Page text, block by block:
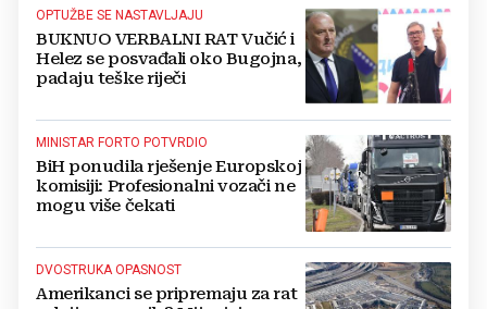
OPTUŽBE SE NASTAVLJAJU
BUKNUO VERBALNI RAT Vučić i
Helez se posvađali oko Bugojna,
padaju teške riječi
MINISTAR FORTO POTVRDIO
BiH ponudila rješenje Europskoj
komisiji: Profesionalni vozači ne
mogu više čekati
DVOSTRUKA OPASNOST
Amerikanci se pripremaju za rat